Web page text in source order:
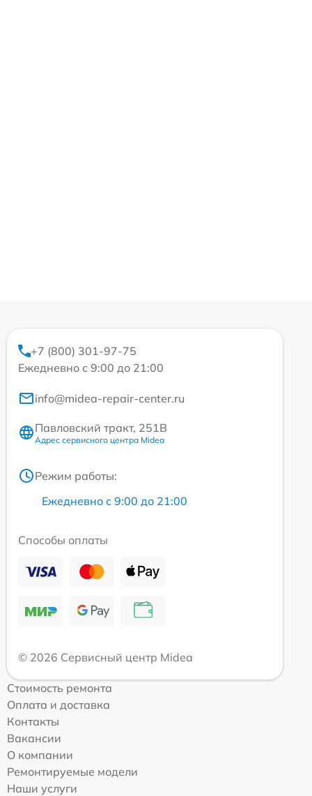
+7 (800) 301-97-75
Ежедневно с 9:00 до 21:00
info@midea-repair-center.ru
Павловский тракт, 251В
Адрес сервисного центра Midea
Режим работы:
Ежедневно с 9:00 до 21:00
Способы оплаты
© 2026 Сервисный центр Midea
Стоимость ремонта
Оплата и доставка
Контакты
Вакансии
О компании
Ремонтируемые модели
Наши услуги